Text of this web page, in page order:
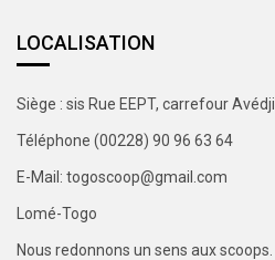
LOCALISATION
Siège : sis Rue EEPT, carrefour Avédji
Téléphone (00228) 90 96 63 64
E-Mail: togoscoop@gmail.com
Lomé-Togo
Nous redonnons un sens aux scoops.